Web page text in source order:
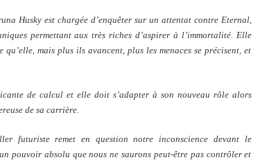
Husky est chargée d’enquêter sur un attentat contre Eternal,
permettant aux très riches d’aspirer à l’immortalité. Elle
mais plus ils avancent, plus les menaces se précisent, et
de calcul et elle doit s’adapter à son nouveau rôle alors
de sa carrière.
futuriste remet en question notre inconscience devant le
pouvoir absolu que nous ne saurons peut-être pas contrôler et